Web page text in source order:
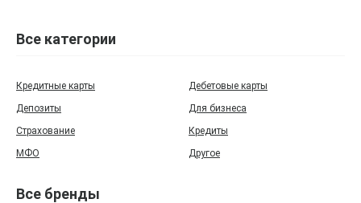
Все категории
Кредитные карты
Дебетовые карты
Депозиты
Для бизнеса
Страхование
Кредиты
МФО
Другое
Все бренды